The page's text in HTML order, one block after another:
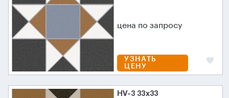
цена по запросу
УЗНАТЬ
ЦЕНУ
HV-3 33x33